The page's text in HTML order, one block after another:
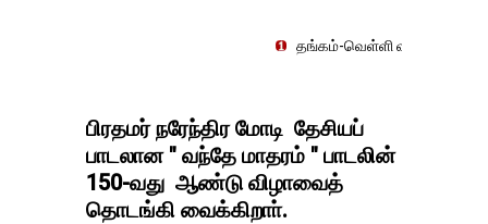
தங்கம்-வெள்ளி விலை
பிரதமர் நரேந்திர மோடி தேசியப்
பாடலான " வந்தே மாதரம் " பாடலின்
150-வது ஆண்டு விழாவைத்
தொடங்கி வைக்கிறாா்.